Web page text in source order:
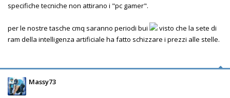
specifiche tecniche non attirano i "pc gamer".
per le nostre tasche cmq saranno periodi bui
visto che la sete di
ram della intelligenza artificiale ha fatto schizzare i prezzi alle stelle.
Massy73